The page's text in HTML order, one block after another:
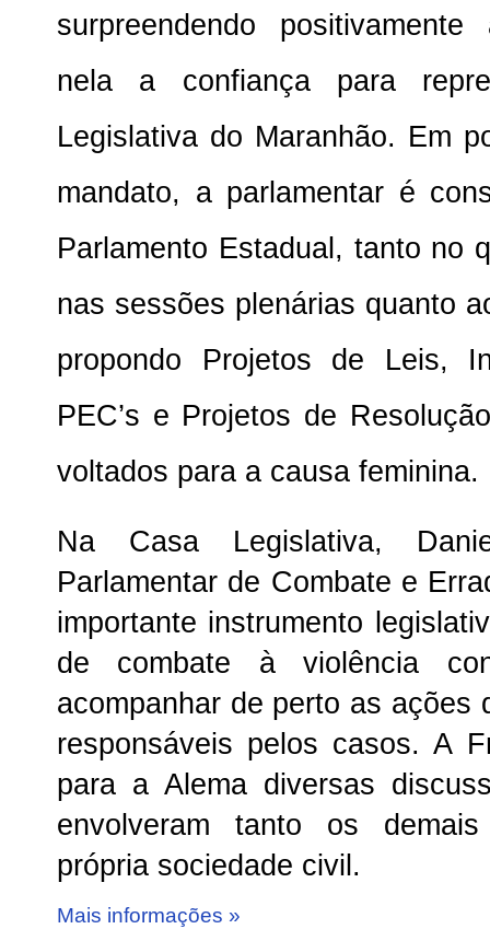
surpreendendo
nela a confiança para
Legislativa do Maranhão. Em
mandato, a parlamentar é
Parlamento Estadual, tanto no
nas sessões plenárias quanto
propondo Projetos de Leis,
PEC’s e Projetos de
voltados para a causa feminina.
Na Casa Legislativa,
Parlamentar de Combate e
importante instrumento
de combate à violência
acompanhar de perto as ações
responsáveis pelos casos. A
para a Alema diversas
envolveram tanto os
própria sociedade civil.
Mais informações »